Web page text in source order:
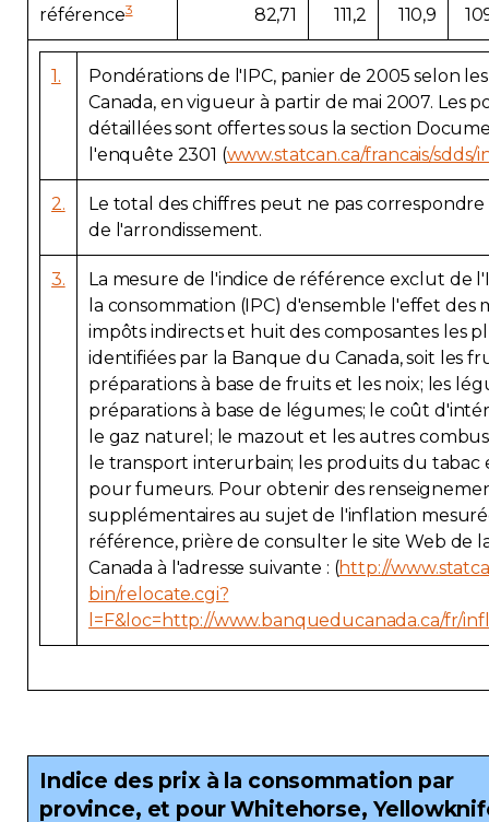
référence3 82,71 111,2 110,9
1.
Pondérations de l'IPC, panier de 2005 selon
Canada, en vigueur à partir de mai 2007. Les
détaillées sont offertes sous la section
l'enquête 2301 (www.statcan.ca/francais/sdds/
2.
Le total des chiffres peut ne pas correspondre
de l'arrondissement.
3.
La mesure de l'indice de référence exclut de
la consommation (IPC) d'ensemble l'effet des
impôts indirects et huit des composantes les
identifiées par la Banque du Canada, soit les
préparations à base de fruits et les noix; les
préparations à base de légumes; le coût
le gaz naturel; le mazout et les autres
le transport interurbain; les produits du tabac
pour fumeurs. Pour obtenir des
supplémentaires au sujet de l'inflation
référence, prière de consulter le site Web de
Canada à l'adresse suivante : (http://
bin/relocate.cgi?
l=F&loc=http://www.banqueducanada.ca/fr/
Indice des prix à la consommation par
province, et pour Whitehorse,